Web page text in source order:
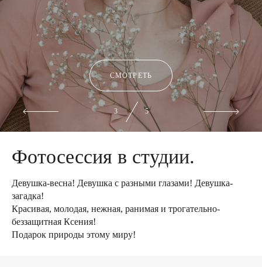
СМОТРЕТЬ
4 5
Фотосессия в студии.
Девушка-весна! Девушка с разными глазами! Девушка-
загадка!
Красивая, молодая, нежная, ранимая и трогательно-
беззащитная Ксения!
Подарок природы этому миру!